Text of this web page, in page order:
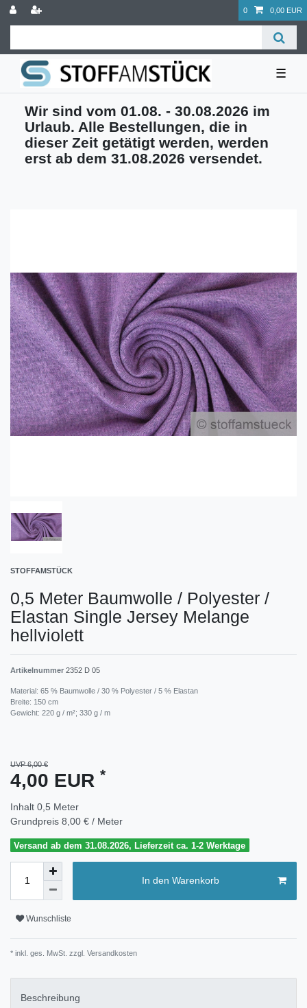
0 0,00 EUR
☰
Wir sind vom 01.08. - 30.08.2026 im
Urlaub. Alle Bestellungen, die in
dieser Zeit getätigt werden, werden
erst ab dem 31.08.2026 versendet.
STOFFAMSTÜCK
0,5 Meter Baumwolle / Polyester /
Elastan Single Jersey Melange
hellviolett
Artikelnummer 2352 D 05
Material: 65 % Baumwolle / 30 % Polyester / 5 % Elastan
Breite: 150 cm
Gewicht: 220 g / m²; 330 g / m
UVP 6,00 €
4,00 EUR *
Inhalt 0,5 Meter
Grundpreis 8,00 € / Meter
Versand ab dem 31.08.2026, Lieferzeit ca. 1-2 Werktage
In den Warenkorb
Wunschliste
* inkl. ges. MwSt. zzgl. Versandkosten
Beschreibung